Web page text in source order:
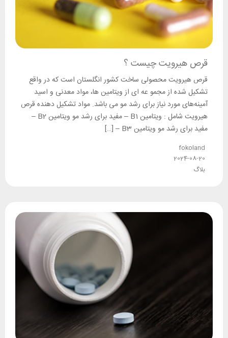
قرص هیرویت چیست ؟
قرص هیرویت محصولی ساخت کشور انگلستان است که در واقع
تشکیل شده از مجمو عه ای از ویتامین ها، مواد معدنی و اسید
آمینه‌های مورد نیاز برای رشد مو می باشد. مواد تشکیل دهنده قرص
هیرویت شامل : ویتامین B1 – مفید برای رشد مو ویتامین B2 –
مفید برای رشد مو ویتامین B3 – […]
fokoland
2024-08-20
بلاگ